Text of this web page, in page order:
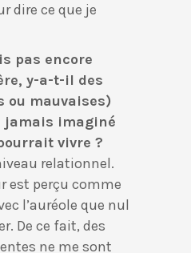
dire ce que je
pas encore
y-a-t-il des
ou mauvaises)
jamais imaginé
vivre ?
relationnel.
est perçu comme
l’auréole que nul
De ce fait, des
ne me sont